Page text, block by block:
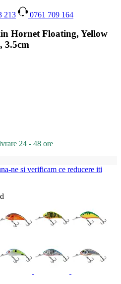
213 0761 709 164
Hornet Floating, Yellow
3.5cm
24 - 48 ore
ne si verificam ce reducere iti